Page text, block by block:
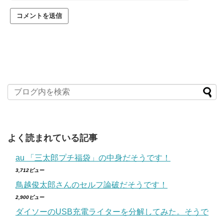
よく読まれている記事
au 「三太郎プチ福袋」の中身だそうです！
3,712ビュー
鳥越俊太郎さんのセルフ論破だそうです！
2,900ビュー
ダイソーのUSB充電ライターを分解してみた。そうで